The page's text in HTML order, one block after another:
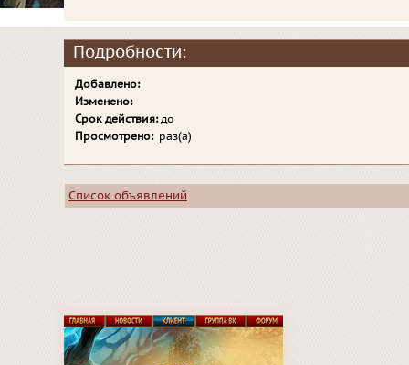
Подробности:
Добавлено:
Изменено:
Срок действия:до
Просмотрено:раз(а)
Список объявлений